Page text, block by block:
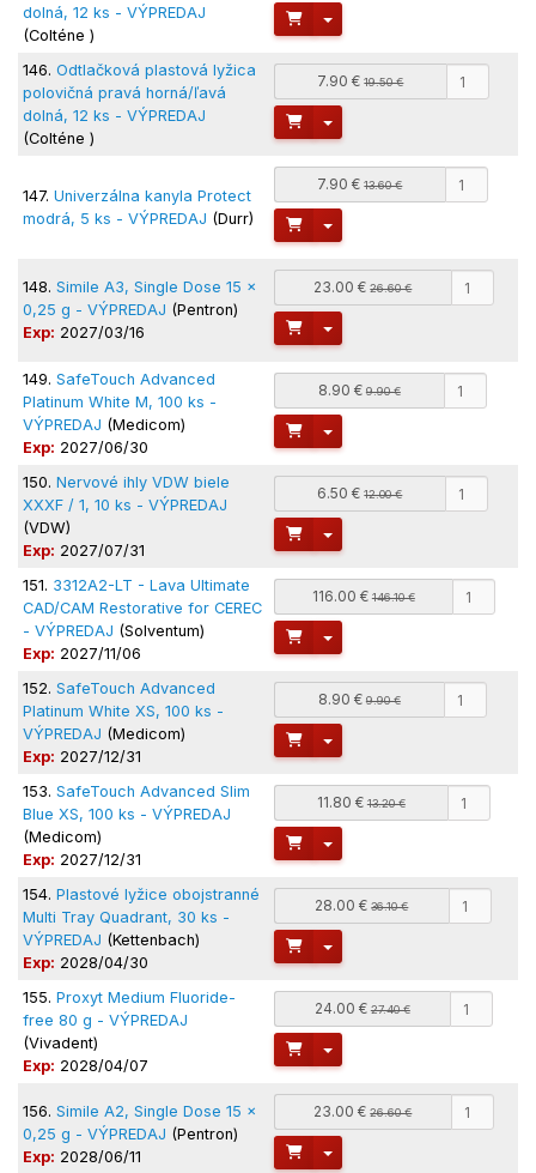
dolná, 12 ks - VÝPREDAJ
(Colténe )
Toggle Dropdown
146. Odtlačková plastová lyžica
polovičná pravá horná/ľavá
dolná, 12 ks - VÝPREDAJ
(Colténe )
7.90 €19.50 €
Toggle Dropdown
147. Univerzálna kanyla Protect
modrá, 5 ks - VÝPREDAJ (Durr)
7.90 €13.60 €
Toggle Dropdown
148. Simile A3, Single Dose 15 x
0,25 g - VÝPREDAJ (Pentron)
Exp: 2027/03/16
23.00 €26.60 €
Toggle Dropdown
149. SafeTouch Advanced
Platinum White M, 100 ks -
VÝPREDAJ (Medicom)
Exp: 2027/06/30
8.90 €9.90 €
Toggle Dropdown
150. Nervové ihly VDW biele
XXXF / 1, 10 ks - VÝPREDAJ
(VDW)
Exp: 2027/07/31
6.50 €12.00 €
Toggle Dropdown
151. 3312A2-LT - Lava Ultimate
CAD/CAM Restorative for CEREC
- VÝPREDAJ (Solventum)
Exp: 2027/11/06
116.00 €146.10 €
Toggle Dropdown
152. SafeTouch Advanced
Platinum White XS, 100 ks -
VÝPREDAJ (Medicom)
Exp: 2027/12/31
8.90 €9.90 €
Toggle Dropdown
153. SafeTouch Advanced Slim
Blue XS, 100 ks - VÝPREDAJ
(Medicom)
Exp: 2027/12/31
11.80 €13.20 €
Toggle Dropdown
154. Plastové lyžice obojstranné
Multi Tray Quadrant, 30 ks -
VÝPREDAJ (Kettenbach)
Exp: 2028/04/30
28.00 €36.10 €
Toggle Dropdown
155. Proxyt Medium Fluoride-
free 80 g - VÝPREDAJ
(Vivadent)
Exp: 2028/04/07
24.00 €27.40 €
Toggle Dropdown
156. Simile A2, Single Dose 15 x
0,25 g - VÝPREDAJ (Pentron)
Exp: 2028/06/11
23.00 €26.60 €
Toggle Dropdown